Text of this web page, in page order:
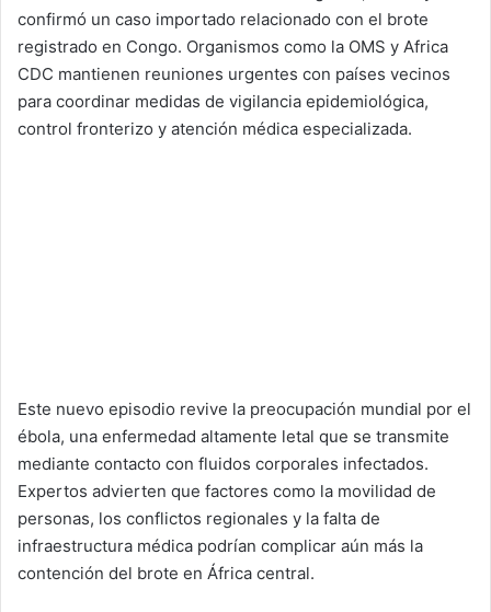
confirmó un caso importado relacionado con el brote
registrado en Congo. Organismos como la OMS y Africa
CDC mantienen reuniones urgentes con países vecinos
para coordinar medidas de vigilancia epidemiológica,
control fronterizo y atención médica especializada.
Este nuevo episodio revive la preocupación mundial por el
ébola, una enfermedad altamente letal que se transmite
mediante contacto con fluidos corporales infectados.
Expertos advierten que factores como la movilidad de
personas, los conflictos regionales y la falta de
infraestructura médica podrían complicar aún más la
contención del brote en África central.